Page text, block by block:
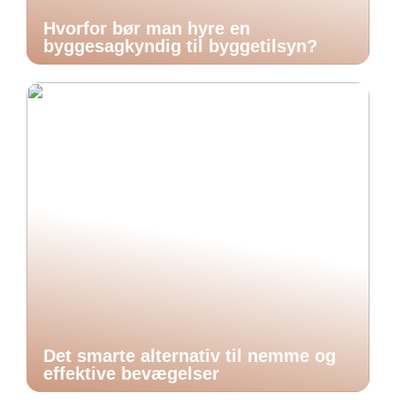
Hvorfor bør man hyre en
byggesagkyndig til byggetilsyn?
Det smarte alternativ til nemme og
effektive bevægelser